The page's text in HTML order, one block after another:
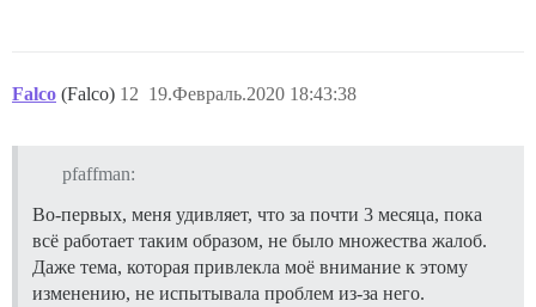
Falco (Falco) 19.Февраль.2020 18:43:38
12
pfaffman:
Во-первых, меня удивляет, что за почти 3 месяца, пока
всё работает таким образом, не было множества жалоб.
Даже тема, которая привлекла моё внимание к этому
изменению, не испытывала проблем из-за него.